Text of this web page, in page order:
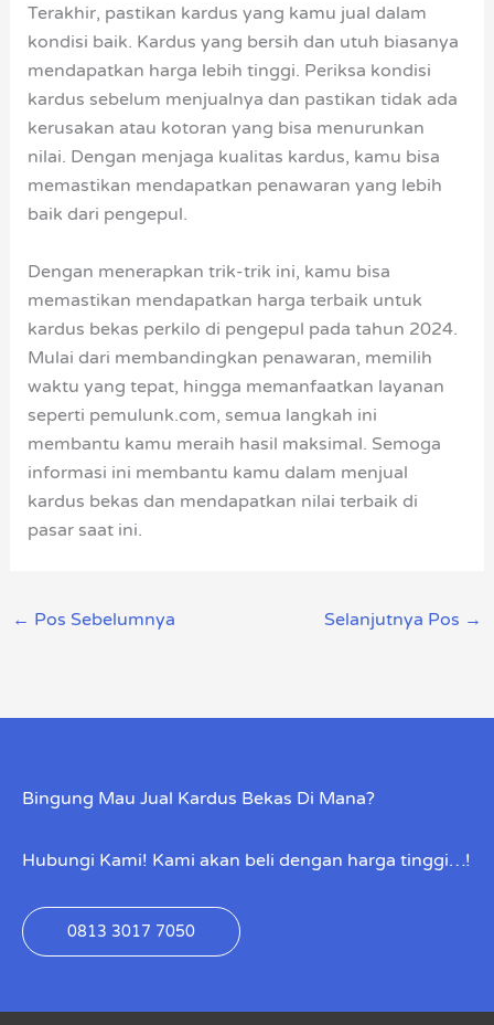
Terakhir, pastikan kardus yang kamu jual dalam
kondisi baik. Kardus yang bersih dan utuh biasanya
mendapatkan harga lebih tinggi. Periksa kondisi
kardus sebelum menjualnya dan pastikan tidak ada
kerusakan atau kotoran yang bisa menurunkan
nilai. Dengan menjaga kualitas kardus, kamu bisa
memastikan mendapatkan penawaran yang lebih
baik dari pengepul.
Dengan menerapkan trik-trik ini, kamu bisa
memastikan mendapatkan harga terbaik untuk
kardus bekas perkilo di pengepul pada tahun 2024.
Mulai dari membandingkan penawaran, memilih
waktu yang tepat, hingga memanfaatkan layanan
seperti pemulunk.com, semua langkah ini
membantu kamu meraih hasil maksimal. Semoga
informasi ini membantu kamu dalam menjual
kardus bekas dan mendapatkan nilai terbaik di
pasar saat ini.
← Pos Sebelumnya Selanjutnya Pos →
Bingung Mau Jual Kardus Bekas Di Mana?
Hubungi Kami! Kami akan beli dengan harga tinggi…!
0813 3017 7050